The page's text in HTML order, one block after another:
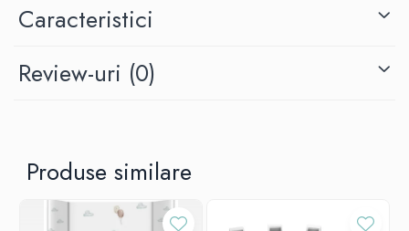
Printre obiectele care nu ar trebui să fie la îndemâna copilului
Protecția sub formă de lacăt pe prize va face ca periculosul curent
să nu mai fie o amenințare pentru copilul activ.
Proprietăți:
Caracteristici
Review-uri (0)
Produse similare